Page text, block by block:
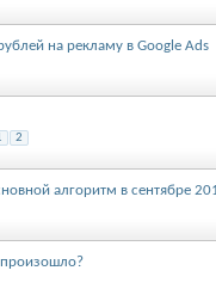
на рекламу в Google Ads
2
алгоритм в сентябре
произошло?